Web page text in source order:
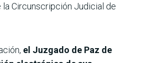
Circunscripción Judicial de
el Juzgado de Paz de